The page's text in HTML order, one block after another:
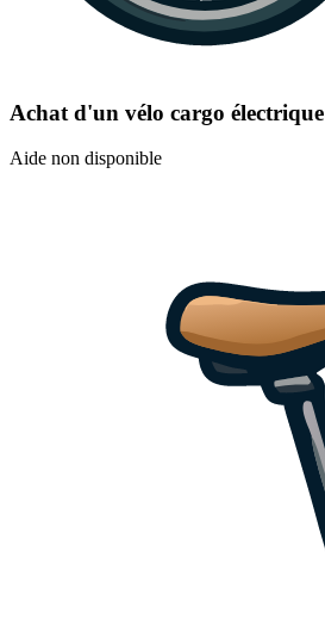
Achat d'un vélo cargo électrique
Aide non disponible